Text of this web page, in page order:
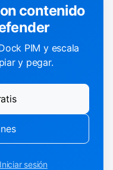
contenido
PIM y escala
y pegar.
Iniciar sesión